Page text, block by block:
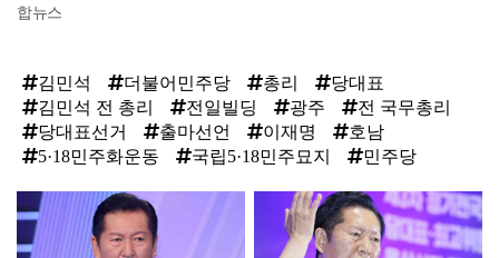
합뉴스
김민석 더불어민주당 총리
당대표
김민석 전 총리
전일빌딩 광주
전 국무총리
당대표선거
출마선언 이재명
호남
5·18민주화운동
국립5·18민주묘지 민주당
탑
라
인